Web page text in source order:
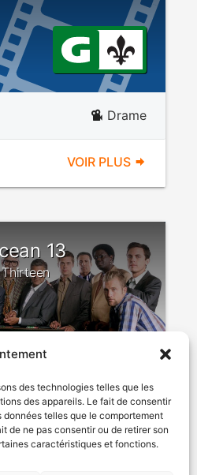
des technologies telles que les
des appareils. Le fait de consentir
telles que le comportement
de ne pas consentir ou de retirer son
caractéristiques et fonctions.
Drame
VOIR PLUS
13
Comédie